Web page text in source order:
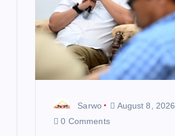
Sarwo
August 8, 2026
0 Comments